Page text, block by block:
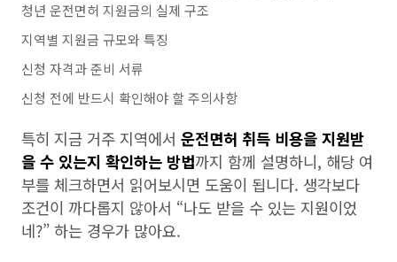
청년 운전면허 지원금의 실제 구조
지역별 지원금 규모와 특징
신청 자격과 준비 서류
신청 전에 반드시 확인해야 할 주의사항
특히 지금 거주 지역에서 운전면허 취득 비용을 지원받
을 수 있는지 확인하는 방법까지 함께 설명하니, 해당 여
부를 체크하면서 읽어보시면 도움이 됩니다. 생각보다
조건이 까다롭지 않아서 “나도 받을 수 있는 지원이었
네?” 하는 경우가 많아요.